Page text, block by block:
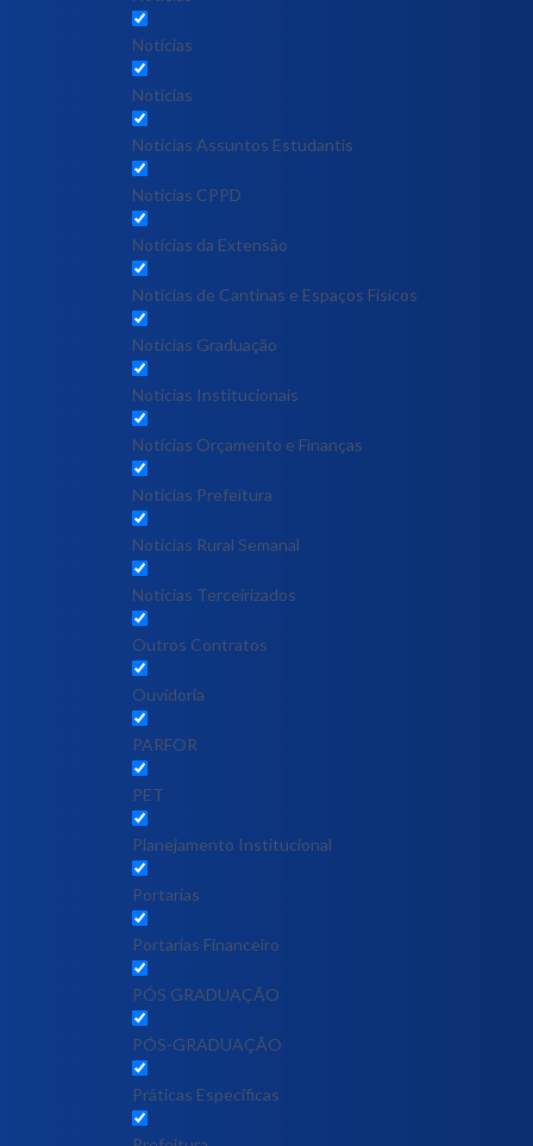
Notícias
Notícias
Notícias Assuntos Estudantis
Notícias CPPD
Notícias da Extensão
Notícias de Cantinas e Espaços Físicos
Notícias Graduação
Notícias Institucionais
Notícias Orçamento e Finanças
Notícias Prefeitura
Notícias Rural Semanal
Notícias Terceirizados
Outros Contratos
Ouvidoria
PARFOR
PET
Planejamento Institucional
Portarias
Portarias Financeiro
PÓS GRADUAÇÃO
PÓS-GRADUAÇÃO
Práticas Específicas